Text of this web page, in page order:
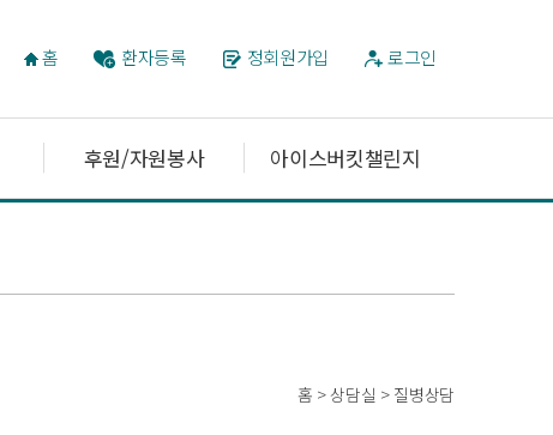
홈 환자등록 정회원가입 로그인
후원/자원봉사 아이스버킷챌린지
홈 > 상담실 > 질병상담